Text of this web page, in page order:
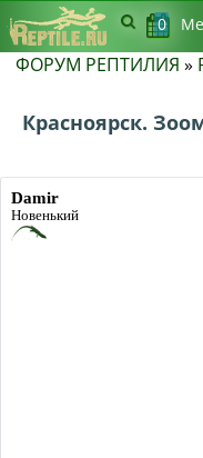
ФОРУМ РЕПТИЛИЯ »
Красноярск.
Damir
Новенький
0